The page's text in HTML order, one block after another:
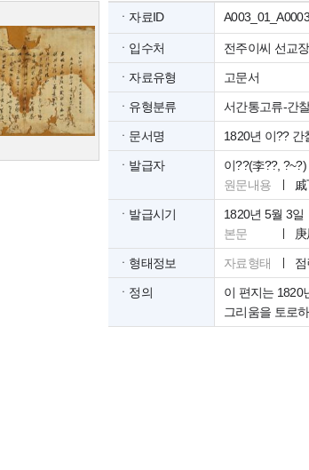
ㆍ자료ID
ㆍ입수처 전주이씨 선교장
ㆍ자료유형 고문서
ㆍ유형분류 서간통고류-간
ㆍ문서명 1820년 이?? 간
ㆍ발급자
이??(李??, ?~?)
원문내용
ㆍ발급시기
1820년 5월 3일
본문
ㆍ형태정보 자료형태
ㆍ정의
이 편지는 1820
그리움을 토로